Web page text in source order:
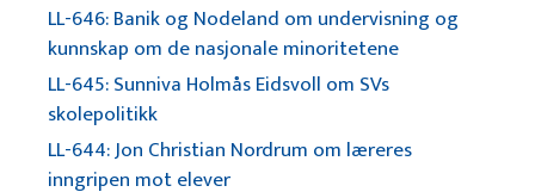
LL-646: Banik og Nodeland om undervisning og
kunnskap om de nasjonale minoritetene
LL-645: Sunniva Holmås Eidsvoll om SVs
skolepolitikk
LL-644: Jon Christian Nordrum om læreres
inngripen mot elever